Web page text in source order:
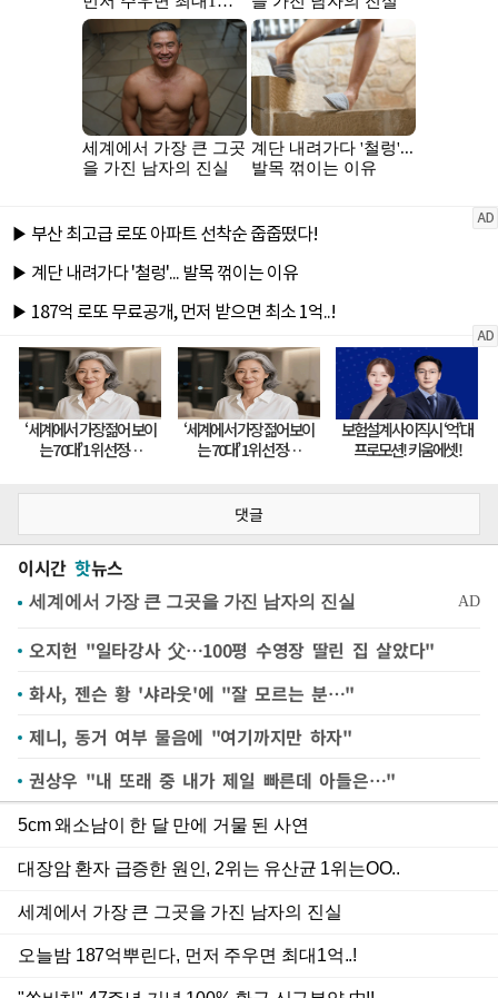
댓글
이시간 핫뉴스
오지헌 "일타강사 父…100평 수영장 딸린 집 살았다"
화사, 젠슨 황 '샤라웃'에 "잘 모르는 분…"
제니, 동거 여부 물음에 "여기까지만 하자"
권상우 "내 또래 중 내가 제일 빠른데 아들은…"